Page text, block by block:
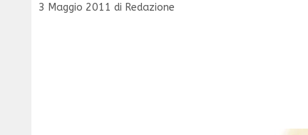
3 Maggio 2011 di Redazione